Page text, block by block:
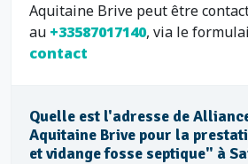
Aquitaine Brive peut être
au +33587017140, via le
contact
Quelle est l'adresse de
Aquitaine Brive pour la
et vidange fosse septique" à